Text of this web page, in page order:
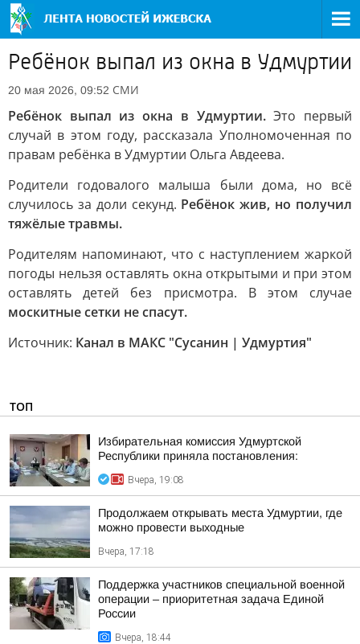
Ребёнок выпал из окна в Удмуртии
20 мая 2026, 09:52 СМИ
Ребёнок выпал из окна в Удмуртии.Это первый
случай в этом году, рассказала Уполномоченная по
правам ребёнка в Удмуртии Ольга Авдеева.
Родители годовалого малыша были дома, но всё
случилось за доли секунд. Ребёнок жив, но получил
тяжёлые травмы.
Родителям напоминают, что с наступлением жаркой
погоды нельзя оставлять окна открытыми и при этом
оставлять детей без присмотра. В этом случае
москитные сетки не спасут.
Источник: Канал в МАКС "Сусанин | Удмуртия"
ТОП
Избирательная комиссия Удмуртской
Республики приняла постановления:
Вчера, 19:08
Продолжаем открывать места Удмуртии, где
можно провести выходные
Вчера, 17:18
Поддержка участников специальной военной
операции – приоритетная задача Единой
России
Вчера, 18:44